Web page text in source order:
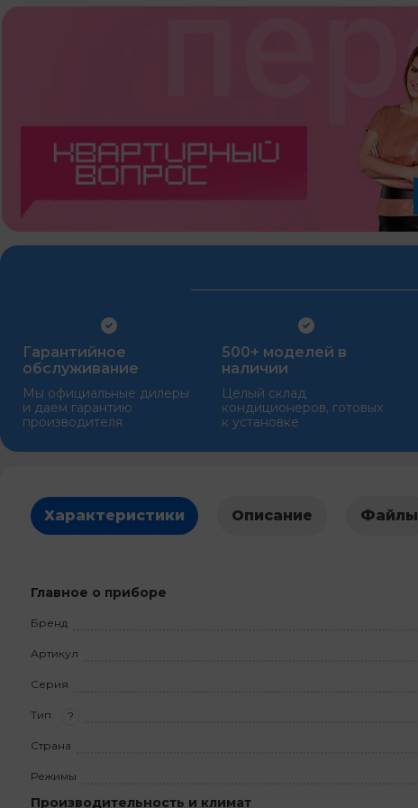
Гарантийное
обслуживание
Мы официальные дилеры
и даем гарантию
производителя
500+ моделей в
наличии
Целый склад
кондиционеров, готовых
к установке
Характеристики Описание Файлы
Главное о приборе
Бренд
Артикул
Серия
Тип ?
Страна
Режимы
Производительность и климат